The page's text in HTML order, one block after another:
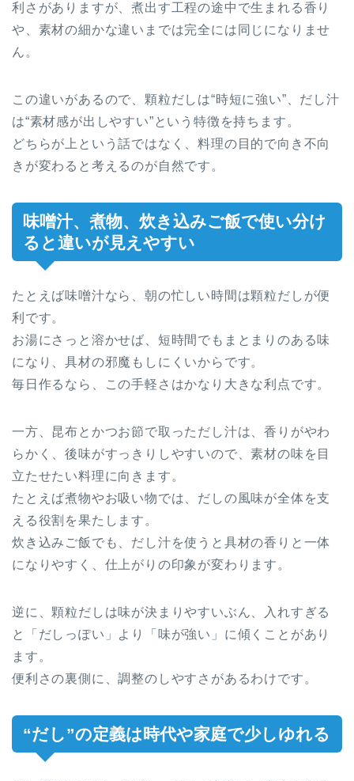
利さがありますが、煮出す工程の途中で生まれる香り
や、素材の細かな違いまでは完全には同じになりませ
ん。
この違いがあるので、顆粒だしは“時短に強い”、だし汁
は“素材感が出しやすい”という特徴を持ちます。
どちらが上という話ではなく、料理の目的で向き不向
きが変わると考えるのが自然です。
味噌汁、煮物、炊き込みご飯で使い分け
ると違いが見えやすい
たとえば味噌汁なら、朝の忙しい時間は顆粒だしが便
利です。
お湯にさっと溶かせば、短時間でもまとまりのある味
になり、具材の邪魔もしにくいからです。
毎日作るなら、この手軽さはかなり大きな利点です。
一方、昆布とかつお節で取っただし汁は、香りがやわ
らかく、後味がすっきりしやすいので、素材の味を目
立たせたい料理に向きます。
たとえば煮物やお吸い物では、だしの風味が全体を支
える役割を果たします。
炊き込みご飯でも、だし汁を使うと具材の香りと一体
になりやすく、仕上がりの印象が変わります。
逆に、顆粒だしは味が決まりやすいぶん、入れすぎる
と「だしっぽい」より「味が強い」に傾くことがあり
ます。
便利さの裏側に、調整のしやすさがあるわけです。
“だし”の定義は時代や家庭で少しゆれる